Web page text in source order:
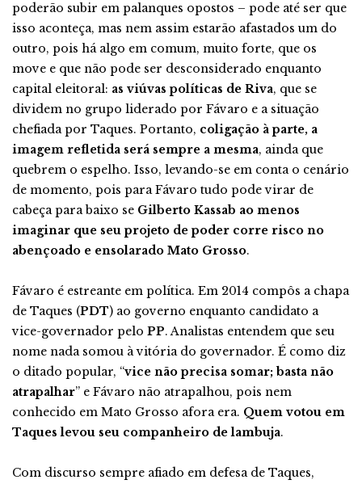
poderão subir em palanques opostos – pode até ser que
isso aconteça, mas nem assim estarão afastados um do
outro, pois há algo em comum, muito forte, que os
move e que não pode ser desconsiderado enquanto
capital eleitoral: as viúvas políticas de Riva, que se
dividem no grupo liderado por Fávaro e a situação
chefiada por Taques. Portanto, coligação à parte, a
imagem refletida será sempre a mesma, ainda que
quebrem o espelho. Isso, levando-se em conta o cenário
de momento, pois para Fávaro tudo pode virar de
cabeça para baixo se Gilberto Kassab ao menos
imaginar que seu projeto de poder corre risco no
abençoado e ensolarado Mato Grosso.
Fávaro é estreante em política. Em 2014 compôs a chapa
de Taques (PDT) ao governo enquanto candidato a
vice-governador pelo PP. Analistas entendem que seu
nome nada somou à vitória do governador. É como diz
o ditado popular, “vice não precisa somar; basta não
atrapalhar” e Fávaro não atrapalhou, pois nem
conhecido em Mato Grosso afora era. Quem votou em
Taques levou seu companheiro de lambuja.
Com discurso sempre afiado em defesa de Taques,